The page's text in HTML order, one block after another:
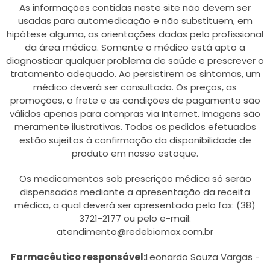
As informações contidas neste site não devem ser
usadas para automedicação e não substituem, em
hipótese alguma, as orientações dadas pelo profissional
da área médica. Somente o médico está apto a
diagnosticar qualquer problema de saúde e prescrever o
tratamento adequado. Ao persistirem os sintomas, um
médico deverá ser consultado. Os preços, as
promoções, o frete e as condições de pagamento são
válidos apenas para compras via Internet. Imagens são
meramente ilustrativas. Todos os pedidos efetuados
estão sujeitos à confirmação da disponibilidade de
produto em nosso estoque.
Os medicamentos sob prescrição médica só serão
dispensados mediante a apresentação da receita
médica, a qual deverá ser apresentada pelo fax: (38)
3721-2177 ou pelo e-mail:
atendimento@redebiomax.com.br
Farmacêutico responsável:Leonardo Souza Vargas -